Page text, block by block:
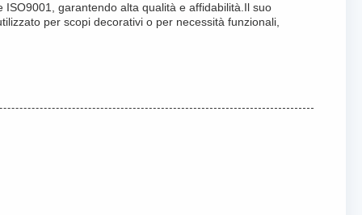
ISO9001, garantendo alta qualità e affidabilità.Il suo
per scopi decorativi o per necessità funzionali,